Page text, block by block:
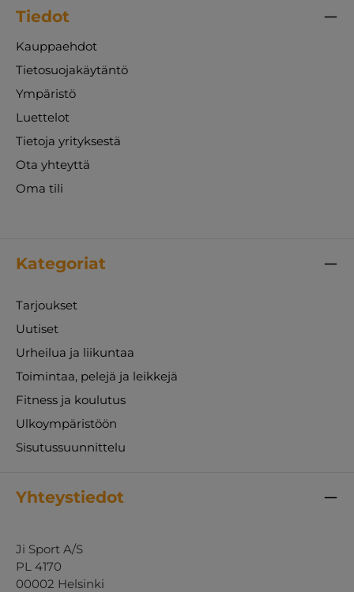
Tiedot
Kauppaehdot
Tietosuojakäytäntö
Ympäristö
Luettelot
Tietoja yrityksestä
Ota yhteyttä
Oma tili
Kategoriat
Tarjoukset
Uutiset
Urheilua ja liikuntaa
Toimintaa, pelejä ja leikkejä
Fitness ja koulutus
Ulkoympäristöön
Sisutussuunnittelu
Yhteystiedot
Ji Sport A/S
PL 4170
00002 Helsinki